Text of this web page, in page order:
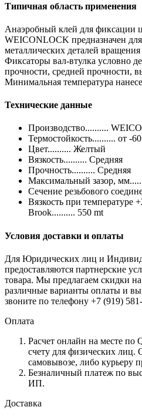
Типичная область применения
Анаэробный клей для фиксации
WEICONLOCK предназначен
металлических деталей
Фиксаторы вал-втулка условно
прочности, средней прочности,
Минимальная температура
Технические данные
Производство..........
Термостойкость.......... от -
Цвет.......... Желтый
Вязкость.......... Средняя
Прочность.......... Средняя
Максимальный зазор,
Сечение резьбового
Вязкость при температуре
Brook.......... 550 mt
Условия доставки и оплаты
Для Юридических лиц и
предоставляются партнерские
товара. Мы предлагаем скидки
различные варианты оплаты и
звоните по телефону +7 (919)
Оплата
Расчет онлайн на месте по
счету для физических лиц.
самовывозе, либо курьеру
Безналичный платеж по
ИП.
Доставка